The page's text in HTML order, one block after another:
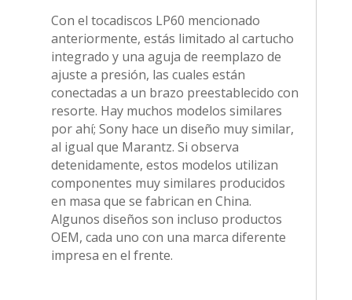
Con el tocadiscos LP60 mencionado
anteriormente, estás limitado al cartucho
integrado y una aguja de reemplazo de
ajuste a presión, las cuales están
conectadas a un brazo preestablecido con
resorte. Hay muchos modelos similares
por ahí; Sony hace un diseño muy similar,
al igual que Marantz. Si observa
detenidamente, estos modelos utilizan
componentes muy similares producidos
en masa que se fabrican en China.
Algunos diseños son incluso productos
OEM, cada uno con una marca diferente
impresa en el frente.